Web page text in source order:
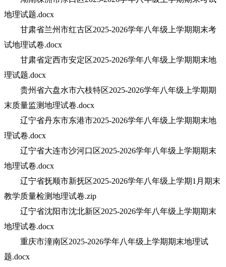
地理试题.docx
甘肃省兰州市红古区2025-2026学年八年级上学期期末考
试地理试卷.docx
甘肃省定西市安定区2025-2026学年八年级上学期期末地
理试题.docx
贵州省六盘水市六枝特区2025-2026学年八年级上学期期
末质量监测地理试卷.docx
辽宁省丹东市东港市2025-2026学年八年级上学期期末地
理试卷.docx
辽宁省大连市沙河口区2025-2026学年八年级上学期期末
地理试卷.docx
辽宁省抚顺市新抚区2025-2026学年八年级上学期1月期末
教学质量检测地理试卷.zip
辽宁省沈阳市沈北新区2025-2026学年八年级上学期期末
地理试卷.docx
重庆市潼南区2025-2026学年八年级上学期期末地理试
题.docx